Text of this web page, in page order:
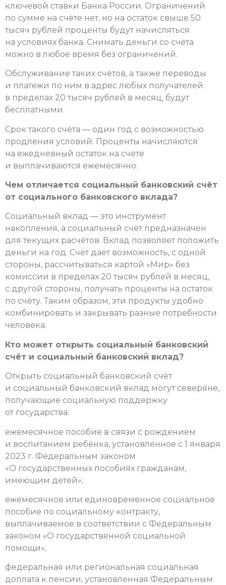
ключевой ставки Банка России. Ограничений
по сумме на счёте нет, но на остаток свыше 50
тысяч рублей проценты будут начисляться
на условиях банка. Снимать деньги со счёта
можно в любое время без ограничений.
Обслуживание таких счётов, а также переводы
и платежи по ним в адрес любых получателей
в пределах 20 тысяч рублей в месяц, будут
бесплатными.
Срок такого счёта — один год с возможностью
продления условий. Проценты начисляются
на ежедневный остаток на счёте
и выплачиваются ежемесячно.
Чем отличается социальный банковский счёт
от социального банковского вклада?
Социальный вклад — это инструмент
накопления, а социальный счёт предназначен
для текущих расчётов. Вклад позволяет положить
деньги на год. Счёт даёт возможность, с одной
стороны, рассчитываться картой «Мир» без
комиссии в пределах 20 тысяч рублей в месяц,
с другой стороны, получать проценты на остаток
по счёту. Таким образом, эти продукты удобно
комбинировать и закрывать разные потребности
человека.
Кто может открыть социальный банковский
счёт и социальный банковский вклад?
Открыть социальный банковский счёт
и социальный банковский вклад могут северяне,
получающие социальную поддержку
от государства:
ежемесячное пособие в связи с рождением
и воспитанием ребёнка, установленное с 1 января
2023 г. Федеральным законом
«О государственных пособиях гражданам,
имеющим детей»;
ежемесячное или единовременное социальное
пособие по социальному контракту,
выплачиваемое в соответствии с Федеральным
законом «О государственной социальной
помощи»;
федеральная или региональная социальная
доплата к пенсии, установленная Федеральным